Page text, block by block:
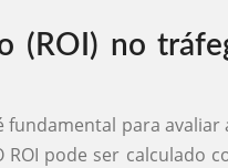
(ROI) no
para avaliar
pode ser calculado